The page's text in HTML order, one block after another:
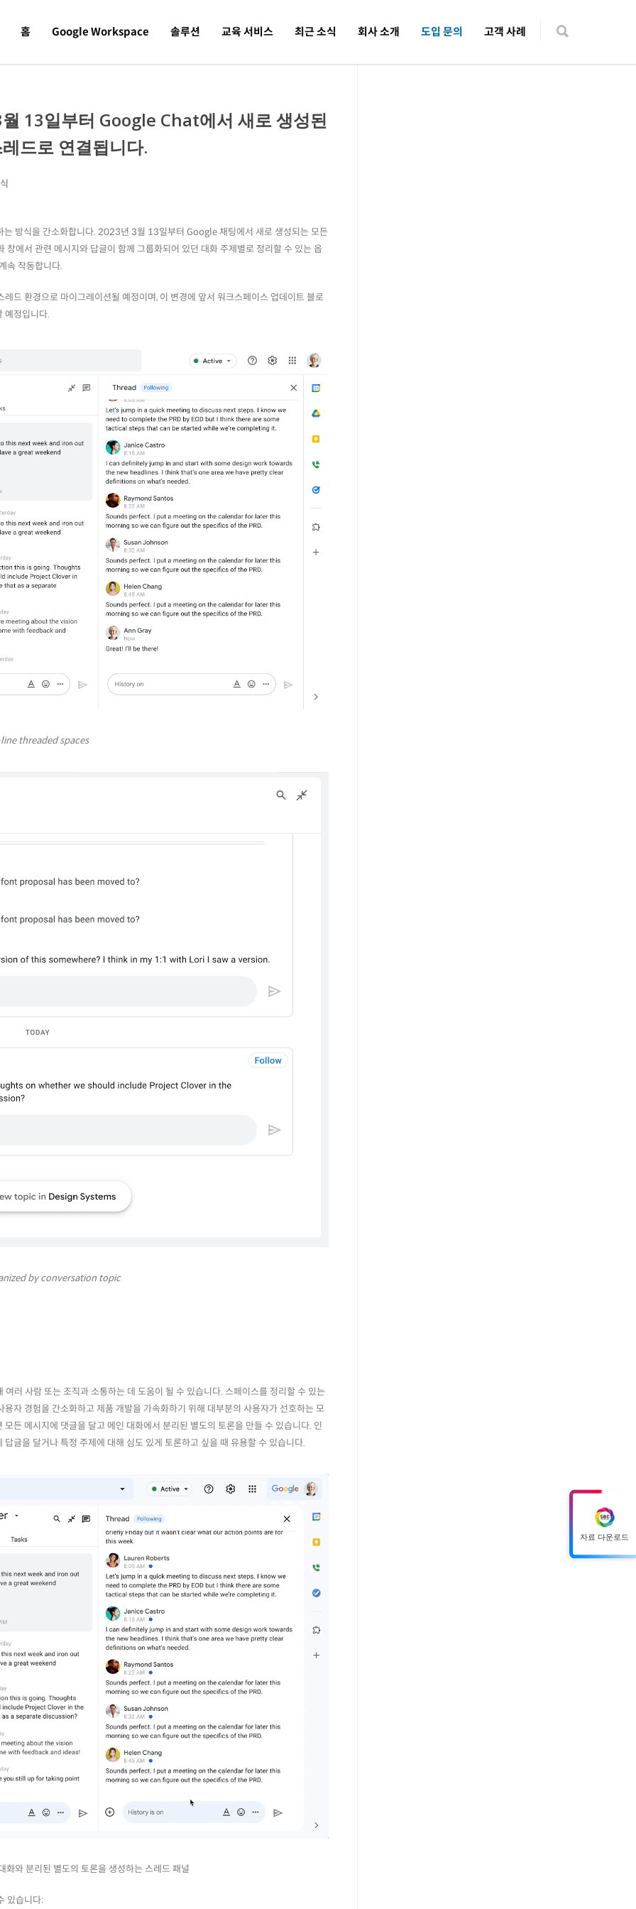
홈 Google Workspace 솔루션 교육 서비스 최근 소식 회사 소개 도입 문의 고객 사례
13일부터 Google Chat에서 새로 생성된
드로 연결됩니다.
방식을 간소화합니다. 2023년 3월 13일부터 Google 채팅에서 새로 생성되는 모든
창에서 관련 메시지와 답글이 함께 그룹화되어 있던 대화 주제별로 정리할 수 있는 옵
속 작동합니다.
드 환경으로 마이그레이션될 예정이며, 이 변경에 앞서 워크스페이스 업데이트 블로
예정입니다.
threaded spaces
by conversation topic
러 사람 또는 조직과 소통하는 데 도움이 될 수 있습니다. 스페이스를 정리할 수 있는
자 경험을 간소화하고 제품 개발을 가속화하기 위해 대부분의 사용자가 선호하는 모
든 메시지에 댓글을 달고 메인 대화에서 분리된 별도의 토론을 만들 수 있습니다. 인
글을 달거나 특정 주제에 대해 심도 있게 토론하고 싶을 때 유용할 수 있습니다.
화와 분리된 별도의 토론을 생성하는 스레드 패널
있습니다:
자료 다운로드